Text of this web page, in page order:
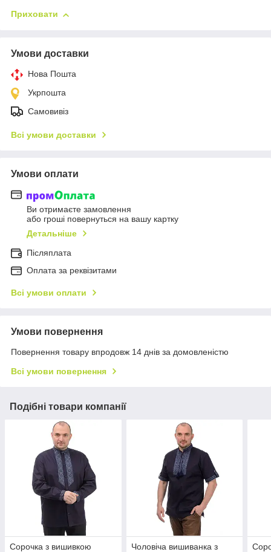
Приховати
Умови доставки
Нова Пошта
Укрпошта
Самовивіз
Всі умови доставки
Умови оплати
Ви отримаєте замовлення
або гроші повернуться на вашу картку
Детальніше
Післяплата
Оплата за реквізитами
Всі умови оплати
Умови повернення
Повернення товару впродовж 14 днів за домовленістю
Всі умови повернення
Подібні товари компанії
Сорочка з вишивкою
Чоловіча вишиванка з